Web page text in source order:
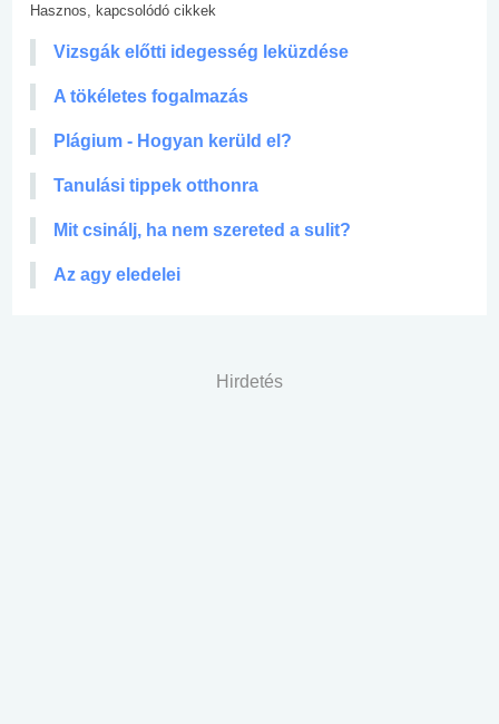
Hasznos, kapcsolódó cikkek
Vizsgák előtti idegesség leküzdése
A tökéletes fogalmazás
Plágium - Hogyan kerüld el?
Tanulási tippek otthonra
Mit csinálj, ha nem szereted a sulit?
Az agy eledelei
Hirdetés